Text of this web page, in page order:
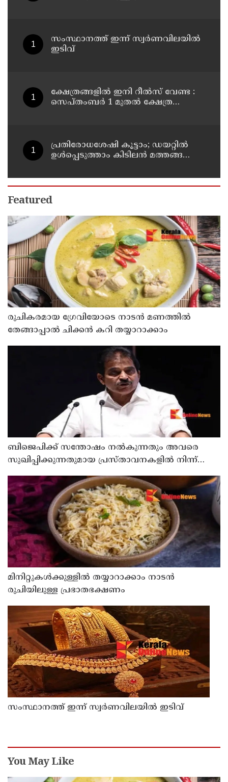
സംസ്ഥാനത്ത് ഇന്ന് സ്വർണവിലയിൽ
ഇടിവ്
ക്ഷേത്രങ്ങളിൽ ഇനി റീൽസ് വേണ്ട :
സെപ്തംബർ 1 മുതൽ ക്ഷേത്ര
സർക്കാർ
പ്രതിരോധശേഷി കൂട്ടാം; ഡയറ്റിൽ
ഉൾപ്പെടുത്താം കിടിലൻ മത്തങ്ങ
Featured
രുചികരമായ ഗ്രേവിയോടെ നാടൻ മണത്തിൽ
തേങ്ങാപ്പാൽ ചിക്കൻ കറി തയ്യാറാക്കാം
ബിജെപിക്ക് സന്തോഷം നൽകുന്നതും അവരെ
സുഖിപ്പിക്കുന്നതുമായ പ്രസ്താവനകളിൽ നിന്ന്
തരൂരിനെതിരെ കെ.സി. വേണുഗോപാൽ
മിനിറ്റുകൾക്കുള്ളിൽ തയ്യാറാക്കാം നാടൻ
രുചിയിലുള്ള പ്രഭാതഭക്ഷണം
സംസ്ഥാനത്ത് ഇന്ന് സ്വർണവിലയിൽ ഇടിവ്
You May Like